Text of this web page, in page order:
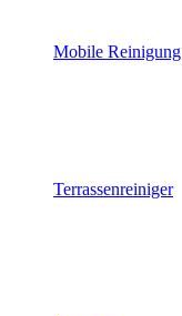
Mobile Reinigung
Terrassenreiniger